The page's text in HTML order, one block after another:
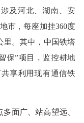
及河北、湖南、安
市，每座加挂360度
里。其中，中国铁塔
保”项目，监控耕地
共享利用现有通信铁
面广、站高望远、